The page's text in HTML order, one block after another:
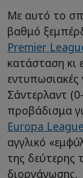
Με αυτό το
βαθμό
Premier
κατάσταση κι
εντυπωσιακές
Σάντερλαντ
προβάδισμα
Europa League
αγγλικό
της δεύτερης
διοργάνωσης.